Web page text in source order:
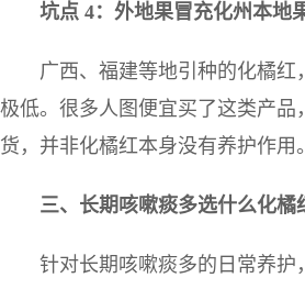
坑点 4：外地果冒充化州本地
广西、福建等地引种的化橘
极低。很多人图便宜买了这类产
货，并非化橘红本身没有养护作用。
三、长期咳嗽痰多选什么化橘
针对长期咳嗽痰多的日常养